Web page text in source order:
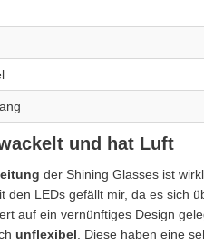
und hat Luft
der Shining Glasses ist
den LEDs gefällt mir, da es sich
auf ein vernünftiges Design
unflexibel. Diese haben eine